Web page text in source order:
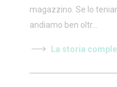
magazzino. Se lo
andiamo ben oltr...
La storia